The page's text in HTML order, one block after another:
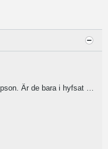
skick så köper jag gärna ett par....